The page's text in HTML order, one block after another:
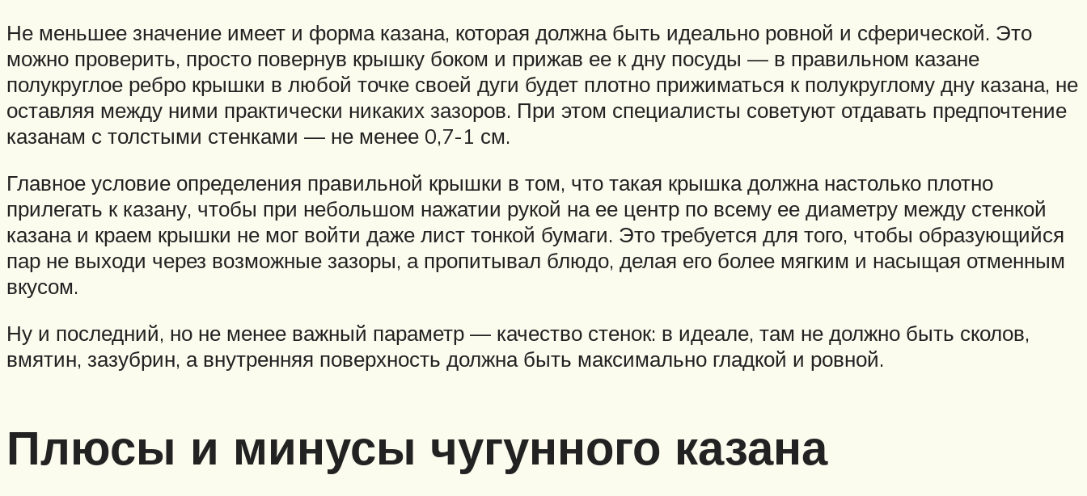
Не меньшее значение имеет и форма казана, которая должна быть идеально ровной и сферической. Это
можно проверить, просто повернув крышку боком и прижав ее к дну посуды — в правильном казане
полукруглое ребро крышки в любой точке своей дуги будет плотно прижиматься к полукруглому дну казана, не
оставляя между ними практически никаких зазоров. При этом специалисты советуют отдавать предпочтение
казанам с толстыми стенками — не менее 0,7-1 см.
Главное условие определения правильной крышки в том, что такая крышка должна настолько плотно
прилегать к казану, чтобы при небольшом нажатии рукой на ее центр по всему ее диаметру между стенкой
казана и краем крышки не мог войти даже лист тонкой бумаги. Это требуется для того, чтобы образующийся
пар не выходи через возможные зазоры, а пропитывал блюдо, делая его более мягким и насыщая отменным
вкусом.
Ну и последний, но не менее важный параметр — качество стенок: в идеале, там не должно быть сколов,
вмятин, зазубрин, а внутренняя поверхность должна быть максимально гладкой и ровной.
Плюсы и минусы чугунного казана